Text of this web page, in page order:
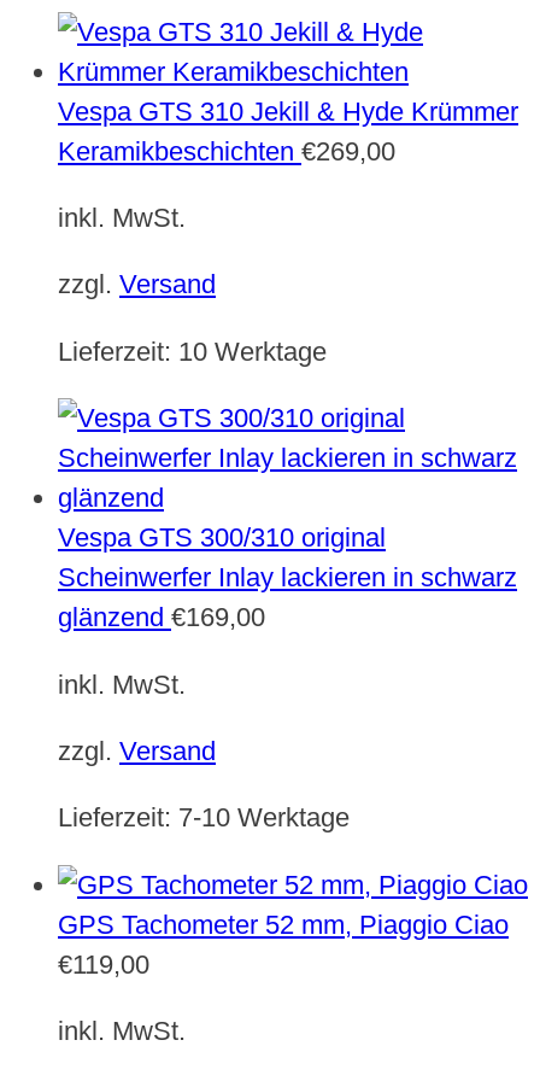
Vespa GTS 310 Jekill & Hyde Krümmer
Keramikbeschichten €269,00
inkl. MwSt.
zzgl. Versand
Lieferzeit: 10 Werktage
Vespa GTS 300/310 original
Scheinwerfer Inlay lackieren in schwarz
glänzend €169,00
inkl. MwSt.
zzgl. Versand
Lieferzeit: 7-10 Werktage
GPS Tachometer 52 mm, Piaggio Ciao
€119,00
inkl. MwSt.